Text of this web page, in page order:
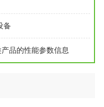
备
品的性能参数信息